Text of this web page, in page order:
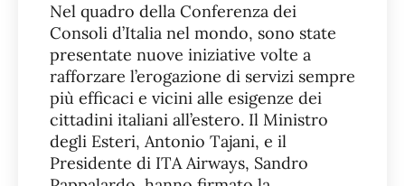
Nel quadro della Conferenza dei
Consoli d’Italia nel mondo, sono state
presentate nuove iniziative volte a
rafforzare l’erogazione di servizi sempre
più efficaci e vicini alle esigenze dei
cittadini italiani all’estero. Il Ministro
degli Esteri, Antonio Tajani, e il
Presidente di ITA Airways, Sandro